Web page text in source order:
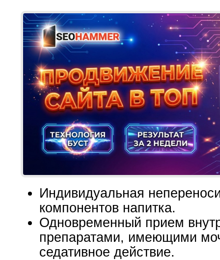
Индивидуальная
компонентов напитка.
Одновременный прием
препаратами, имеющими
седативное действие.